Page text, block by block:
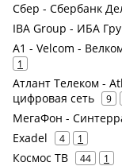
Сбер - Сбербанк
IBA Group - ИБА
A1 - Velcom -
1
Атлант Телеком -
цифровая сеть
9
МегаФон -
Exadel 4 1
Космос ТВ 44 1